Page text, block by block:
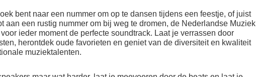
bent naar een nummer om op te dansen tijdens een feestje, of juist
aan een rustig nummer om bij weg te dromen, de Nederlandse Muziek
ieder moment de perfecte soundtrack. Laat je verrassen door
herontdek oude favorieten en geniet van de diversiteit en kwaliteit
muziektalenten.